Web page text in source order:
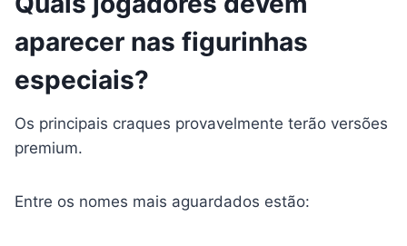
aparecer nas figurinhas
especiais?
Os principais craques provavelmente terão versões
premium.
Entre os nomes mais aguardados estão: